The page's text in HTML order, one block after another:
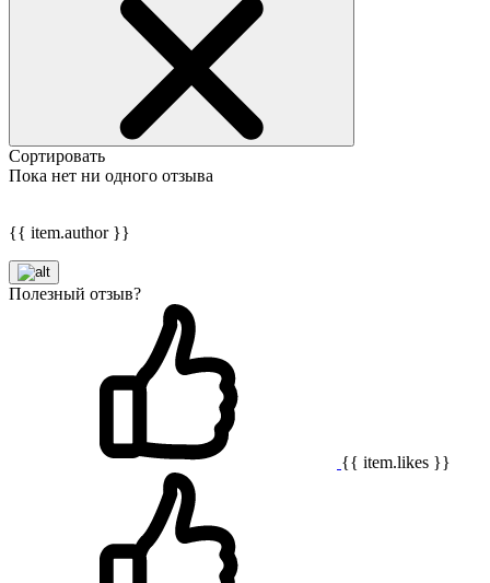
Сортировать
Пока нет ни одного отзыва
{{ item.author }}
Полезный отзыв?
{{ item.likes }}